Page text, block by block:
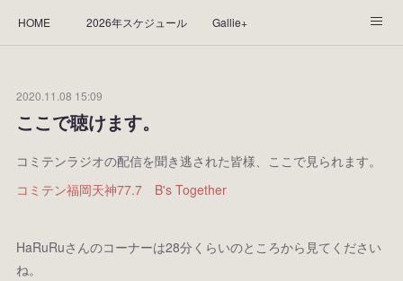
HOME 2026年スケジュール Gallie+
“Kasane Style Art”って？ Yorie's Tapestry Yorie's Goods
ショップ 作品のレンタルについて 2025年足跡
2024年 の足跡 2023*足跡 2022年の足あと
2020.11.08 15:09
ここで聴けます。
コミテンラジオの配信を聞き逃された皆様、ここで見られます。
コミテン福岡天神77.7 B's Together
HaRuRuさんのコーナーは28分くらいのところから見てください
ね。